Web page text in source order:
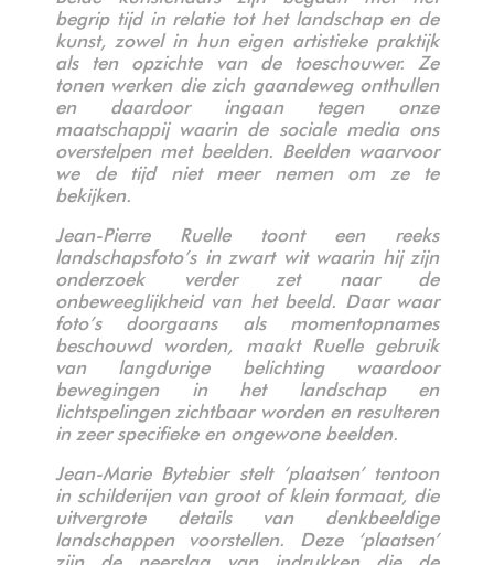
begrip tijd in relatie tot het landschap en de
kunst, zowel in hun eigen artistieke praktijk
als ten opzichte van de toeschouwer. Ze
tonen werken die zich gaandeweg onthullen
en daardoor ingaan tegen onze
maatschappij waarin de sociale media ons
overstelpen met beelden. Beelden waarvoor
we de tijd niet meer nemen om ze te
bekijken.
Jean-Pierre Ruelle toont een reeks
landschapsfoto’s in zwart wit waarin hij zijn
onderzoek verder zet naar de
onbeweeglijkheid van het beeld. Daar waar
foto’s doorgaans als momentopnames
beschouwd worden, maakt Ruelle gebruik
van langdurige belichting waardoor
bewegingen in het landschap en
lichtspelingen zichtbaar worden en resulteren
in zeer specifieke en ongewone beelden.
Jean-Marie Bytebier stelt ‘plaatsen’ tentoon
in schilderijen van groot of klein formaat, die
uitvergrote details van denkbeeldige
landschappen voorstellen. Deze ‘plaatsen’
zijn de neerslag van indrukken die de